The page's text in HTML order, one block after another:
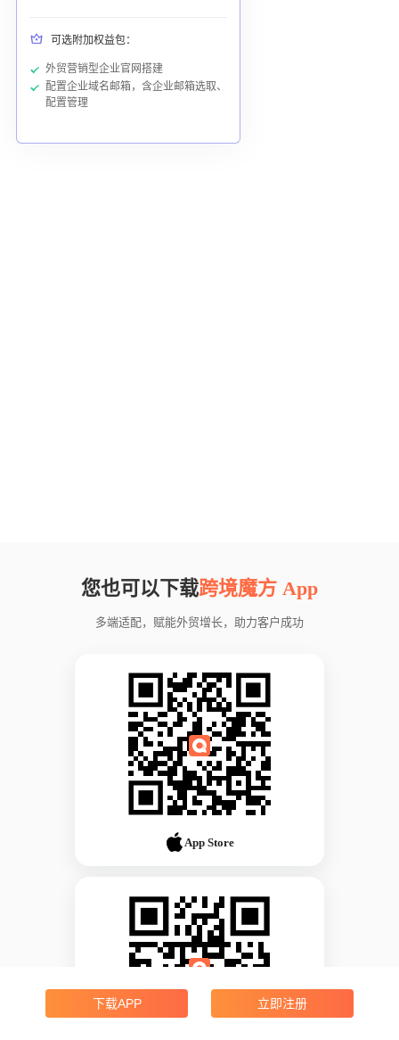
可选附加权益包：
外贸营销型企业官网搭建
配置企业域名邮箱，含企业邮箱选取、
配置管理
您也可以下载跨境魔方 App
多端适配，赋能外贸增长，助力客户成功
App Store
下载APP 立即注册